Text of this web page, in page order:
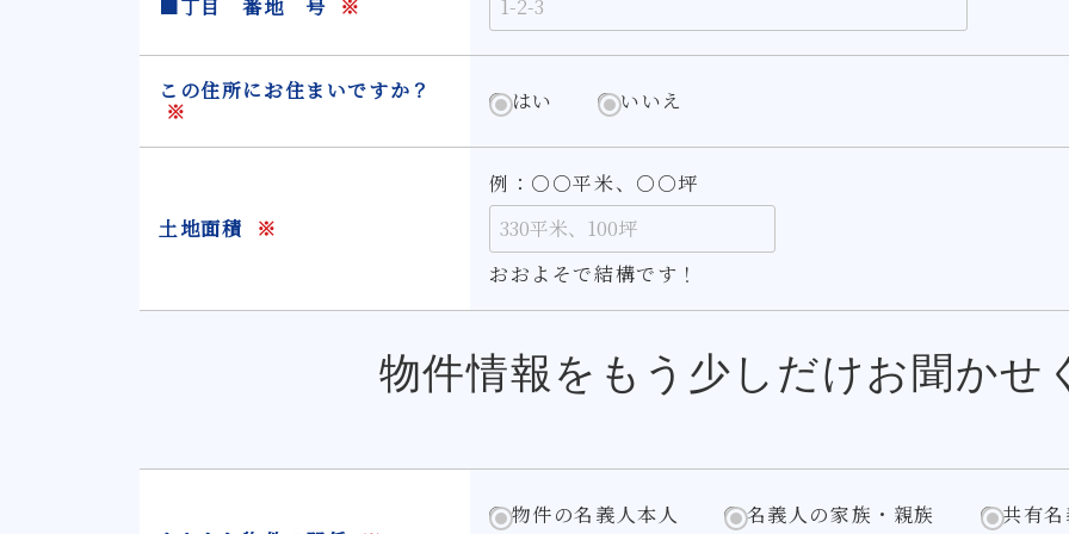
■丁目 番地 号 ※
この住所にお住まいですか？
※ はい いいえ
土地面積 ※
例：○○平米、○○坪
おおよそで結構です！
物件情報をもう少しだけお聞かせ
物件の名義人本人 名義人の家族・親族
共有名